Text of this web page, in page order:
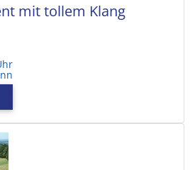
mit tollem Klang